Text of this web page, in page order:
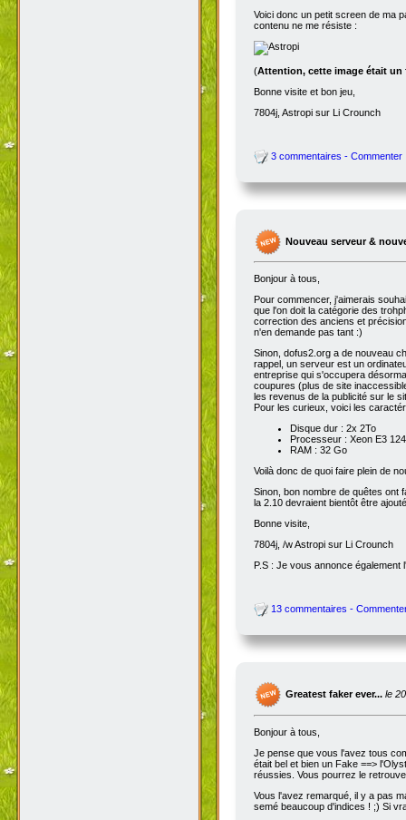
Voici donc un petit screen de ma
contenu ne me résiste :
(Attention, cette image était un
Bonne visite et bon jeu,
7804j, Astropi sur Li Crounch
3 commentaires - Commenter
Nouveau serveur &
Bonjour à tous,
Pour commencer, j'aimerais
que l'on doit la catégorie des
correction des anciens et
n'en demande pas tant :)
Sinon, dofus2.org a de nouveau
rappel, un serveur est un
entreprise qui s'occupera
coupures (plus de site
les revenus de la publicité sur le
Pour les curieux, voici les
Disque dur : 2x 2To
Processeur : Xeon E3
RAM : 32 Go
Voilà donc de quoi faire plein de
Sinon, bon nombre de quêtes ont
la 2.10 devraient bientôt être
Bonne visite,
7804j, /w Astropi sur Li Crounch
P.S : Je vous annonce
13 commentaires -
Greatest faker ever... le
Bonjour à tous,
Je pense que vous l'avez tous
était bel et bien un Fake ==>
réussies. Vous pourrez le
Vous l'avez remarqué, il y a pas
semé beaucoup d'indices ! ;) Si